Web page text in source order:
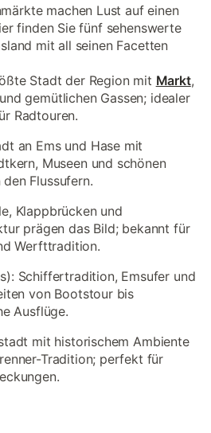
machen Lust auf einen
finden Sie fünf sehenswerte
mit all seinen Facetten
Stadt der Region mit Markt,
gemütlichen Gassen; idealer
Radtouren.
an Ems und Hase mit
Museen und schönen
Flussufern.
Klappbrücken und
prägen das Bild; bekannt für
Werfttradition.
Schiffertradition, Emsufer und
von Bootstour bis
Ausflüge.
mit historischem Ambiente
Tradition; perfekt für